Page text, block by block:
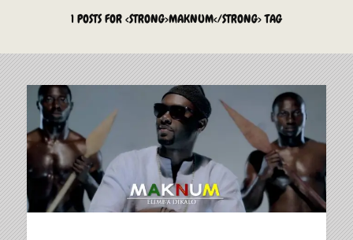
1 POSTS FOR <STRONG>MAKNUM</STRONG> TAG